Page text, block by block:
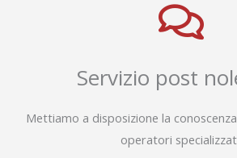
Servizio post
Mettiamo a disposizione la
operatori